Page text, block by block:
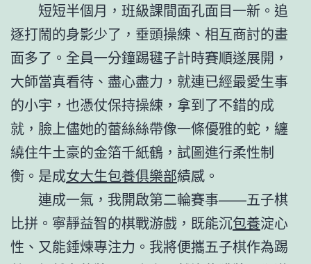
短短半個月，班級課間面孔面目一新。追
逐打鬧的身影少了，垂頭操練、相互商討的畫
面多了。全員一分鐘踢毽子計時賽順遂展開，
大師當真看待、盡心盡力，就連已經最愛生事
的小宇，也憑仗保持操練，拿到了不錯的成
就，臉上儘她的蕾絲絲帶像一條優雅的蛇，纏
繞住牛土豪的金箔千紙鶴，試圖進行柔性制
衡。是成女大生包養俱樂部績感。
連成一氣，我開啟第二輪賽事——五子棋
比拼。寧靜益智的棋戰游戲，既能沉包養淀心
性、又能錘煉專注力。我將便攜五子棋作為踢